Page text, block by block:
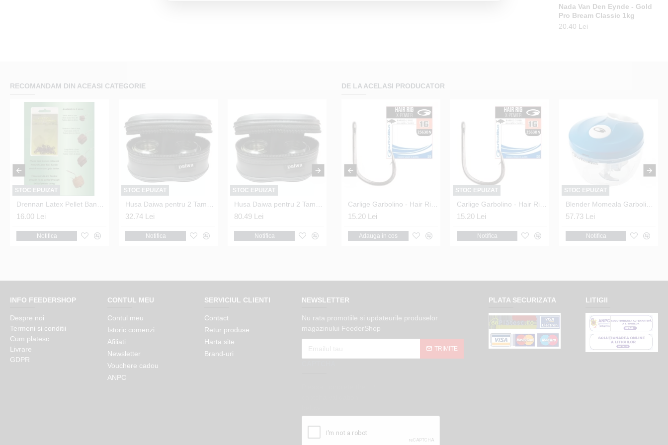
Nada Van Den Eynde - Gold
Pro Bream Classic 1kg
20.40 Lei
RECOMANDAM DIN ACEASI CATEGORIE
STOC EPUIZAT
16.00 Lei
Notifica
STOC EPUIZAT
32.74 Lei
Notifica
STOC EPUIZAT
80.49 Lei
Notifica
DE LA ACELASI PRODUCATOR
STOC EPUIZAT
57.73 Lei
Notifica
106.69 Lei
Adauga in cos
STOC EPUIZAT
50.95 Lei
Notifica
15.20 Lei
Adauga in cos
STOC EPUIZAT
15.20 Lei
Notifica
STOC EPUIZAT
57.73 Lei
Notifica
INFO FEEDERSHOP
Despre noi
Termeni si conditii
Cum platesc
Livrare
GDPR
CONTUL MEU
Contul meu
Istoric comenzi
Afiliati
Newsletter
Vouchere cadou
ANPC
SERVICIUL CLIENTI
Contact
Retur produse
Harta site
Brand-uri
NEWSLETTER
Nu rata promotiile si updateurile produselor
magazinului FeederShop
TRIMITE
PLATA SECURIZATA LITIGII